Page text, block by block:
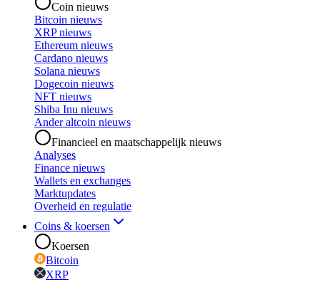
Coin nieuws
Bitcoin nieuws
XRP nieuws
Ethereum nieuws
Cardano nieuws
Solana nieuws
Dogecoin nieuws
NFT nieuws
Shiba Inu nieuws
Ander altcoin nieuws
Financieel en maatschappelijk nieuws
Analyses
Finance nieuws
Wallets en exchanges
Marktupdates
Overheid en regulatie
Coins & koersen
Koersen
Bitcoin
XRP